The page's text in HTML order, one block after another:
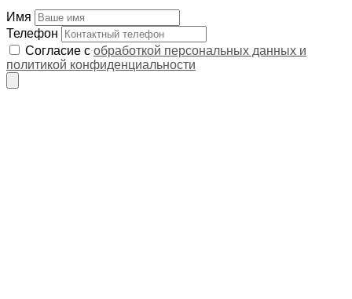
Имя
Телефон
Согласие с обработкой персональных данных и
политикой конфиденциальности